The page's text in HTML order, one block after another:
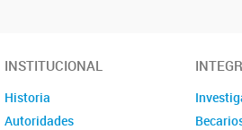
INSTITUCIONAL
Historia
Autoridades